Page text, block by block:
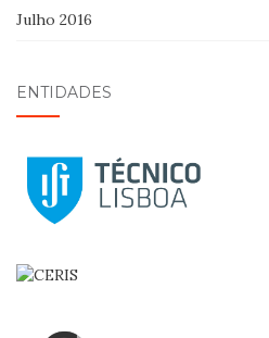
Julho 2016
ENTIDADES